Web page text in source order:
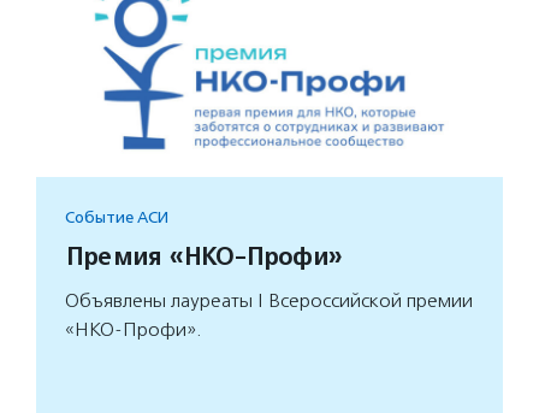
Событие АСИ
Премия «НКО-Профи»
Объявлены лауреаты I Всероссийской премии
«НКО-Профи».